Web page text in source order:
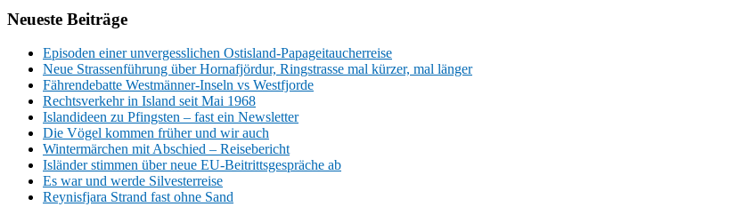
Neueste Beiträge
Episoden einer unvergesslichen Ostisland-Papageitaucherreise
Neue Strassenführung über Hornafjördur, Ringstrasse mal kürzer, mal länger
Fährendebatte Westmänner-Inseln vs Westfjorde
Rechtsverkehr in Island seit Mai 1968
Islandideen zu Pfingsten – fast ein Newsletter
Die Vögel kommen früher und wir auch
Wintermärchen mit Abschied – Reisebericht
Isländer stimmen über neue EU-Beitrittsgespräche ab
Es war und werde Silvesterreise
Reynisfjara Strand fast ohne Sand